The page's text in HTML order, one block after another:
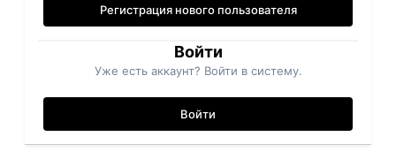
Регистрация нового пользователя
Войти
Уже есть аккаунт? Войти в систему.
Войти